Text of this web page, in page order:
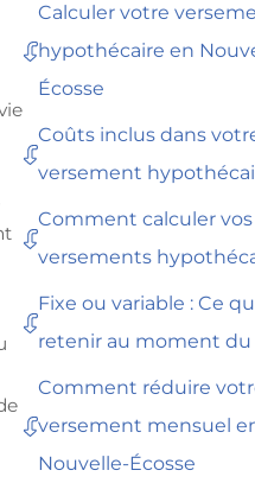
Calculer votre
hypothécaire en
Écosse
Coûts inclus dans
versement
Comment calculer vos
versements
Fixe ou variable : Ce
retenir au moment du
Comment réduire
versement mensuel
Nouvelle-Écosse